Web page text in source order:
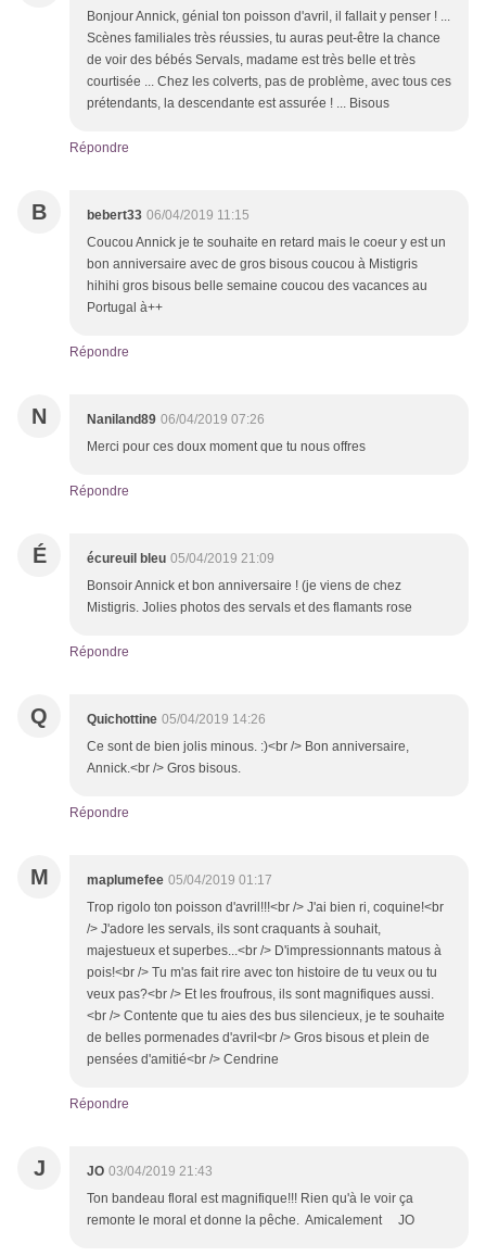
Bonjour Annick, génial ton poisson d'avril, il fallait y penser ! ...
Scènes familiales très réussies, tu auras peut-être la chance
de voir des bébés Servals, madame est très belle et très
courtisée ... Chez les colverts, pas de problème, avec tous ces
prétendants, la descendante est assurée ! ... Bisous
Répondre
B bebert33 06/04/2019 11:15
Coucou Annick je te souhaite en retard mais le coeur y est un
bon anniversaire avec de gros bisous coucou à Mistigris
hihihi gros bisous belle semaine coucou des vacances au
Portugal à++
Répondre
N Naniland89 06/04/2019 07:26
Merci pour ces doux moment que tu nous offres
Répondre
É écureuil bleu 05/04/2019 21:09
Bonsoir Annick et bon anniversaire ! (je viens de chez
Mistigris. Jolies photos des servals et des flamants rose
Répondre
Q Quichottine 05/04/2019 14:26
Ce sont de bien jolis minous. :)<br /> Bon anniversaire,
Annick.<br /> Gros bisous.
Répondre
M maplumefee 05/04/2019 01:17
Trop rigolo ton poisson d'avril!!!<br /> J'ai bien ri, coquine!<br
/> J'adore les servals, ils sont craquants à souhait,
majestueux et superbes...<br /> D'impressionnants matous à
pois!<br /> Tu m'as fait rire avec ton histoire de tu veux ou tu
veux pas?<br /> Et les froufrous, ils sont magnifiques aussi.
<br /> Contente que tu aies des bus silencieux, je te souhaite
de belles pormenades d'avril<br /> Gros bisous et plein de
pensées d'amitié<br /> Cendrine
Répondre
J JO 03/04/2019 21:43
Ton bandeau floral est magnifique!!! Rien qu'à le voir ça
remonte le moral et donne la pêche. Amicalement JO